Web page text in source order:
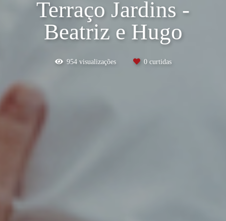
Terraço Jardins -
Beatriz e Hugo
954visualizações 0curtidas